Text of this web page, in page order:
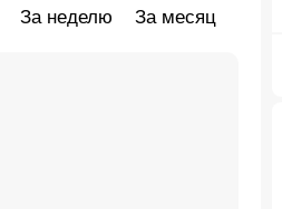
За неделю За месяц